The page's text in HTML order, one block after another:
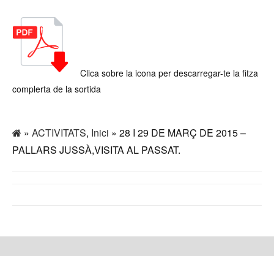
Clica sobre la icona per descarregar-te la fitza
complerta de la sortida
» ACTIVITATS, Inici » 28 I 29 DE MARÇ DE 2015 –
PALLARS JUSSÀ,VISITA AL PASSAT.